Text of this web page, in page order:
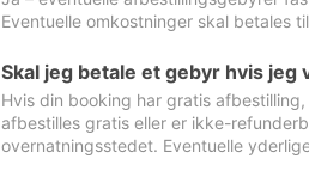
Eventuelle omkostninger skal betales
Skal jeg betale et gebyr hvis jeg
Hvis din booking har gratis
afbestilles gratis eller er ikke-
overnatningsstedet. Eventuelle